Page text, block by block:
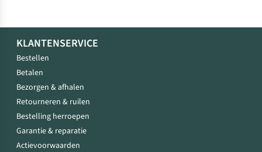
KLANTENSERVICE
Bestellen
Betalen
Bezorgen & afhalen
Retourneren & ruilen
Bestelling herroepen
Garantie & reparatie
Actievoorwaarden